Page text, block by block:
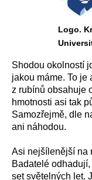
Logo.
Shodou okolností
jakou máme. To je
z rubínů obsahuje
hmotnosti asi tak
Samozřejmě, dle
ani náhodou.
Asi nejšílenější na
Badatelé
set světelných let.